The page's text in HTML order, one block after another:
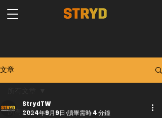
文章
所有文章
StrydTW
2024年9月9日 讀畢需時 4 分鐘